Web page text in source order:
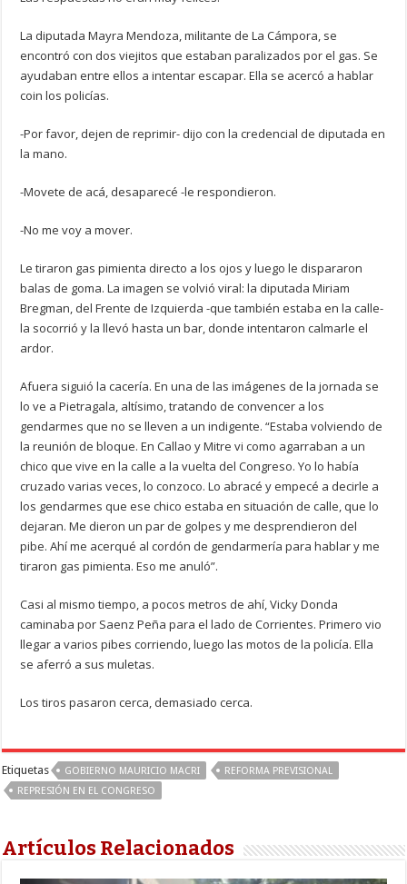
La diputada Mayra Mendoza, militante de La Cámpora, se
encontró con dos viejitos que estaban paralizados por el gas. Se
ayudaban entre ellos a intentar escapar. Ella se acercó a hablar
coin los policías.
-Por favor, dejen de reprimir- dijo con la credencial de diputada en
la mano.
-Movete de acá, desaparecé -le respondieron.
-No me voy a mover.
Le tiraron gas pimienta directo a los ojos y luego le dispararon
balas de goma. La imagen se volvió viral: la diputada Miriam
Bregman, del Frente de Izquierda -que también estaba en la calle-
la socorrió y la llevó hasta un bar, donde intentaron calmarle el
ardor.
Afuera siguió la cacería. En una de las imágenes de la jornada se
lo ve a Pietragala, altísimo, tratando de convencer a los
gendarmes que no se lleven a un indigente. “Estaba volviendo de
la reunión de bloque. En Callao y Mitre vi como agarraban a un
chico que vive en la calle a la vuelta del Congreso. Yo lo había
cruzado varias veces, lo conzoco. Lo abracé y empecé a decirle a
los gendarmes que ese chico estaba en situación de calle, que lo
dejaran. Me dieron un par de golpes y me desprendieron del
pibe. Ahí me acerqué al cordón de gendarmería para hablar y me
tiraron gas pimienta. Eso me anuló”.
Casi al mismo tiempo, a pocos metros de ahí, Vicky Donda
caminaba por Saenz Peña para el lado de Corrientes. Primero vio
llegar a varios pibes corriendo, luego las motos de la policía. Ella
se aferró a sus muletas.
Los tiros pasaron cerca, demasiado cerca.
Etiquetas GOBIERNO MAURICIO MACRI
REFORMA PREVISIONAL
REPRESIÓN EN EL CONGRESO
Artículos Relacionados